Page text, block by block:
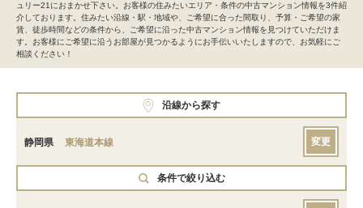
ュリー21におまかせ下さい。お客様の住みたいエリア・条件の中古マンション情報を3件紹
介しております。住みたい沿線・駅・地域や、ご希望に合った間取り、予算・ご希望の家
賃、徒歩時間などの条件から、ご希望に沿った中古マンション情報を見つけていただけま
す。お客様にご希望に沿うお部屋が見つかるようにお手伝いいたしますので、お気軽にご
相談ください！
沿線から探す
静岡県 東海道本線 変更
条件で絞り込む